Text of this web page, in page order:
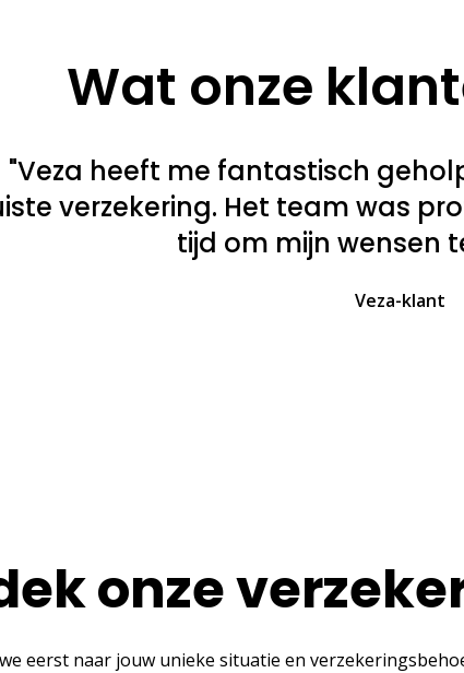
Wat onze
"Veza heeft me fantastisch
verzekering. Het team was
tijd om mijn wensen
Veza-klant
onze
eerst naar jouw unieke situatie en